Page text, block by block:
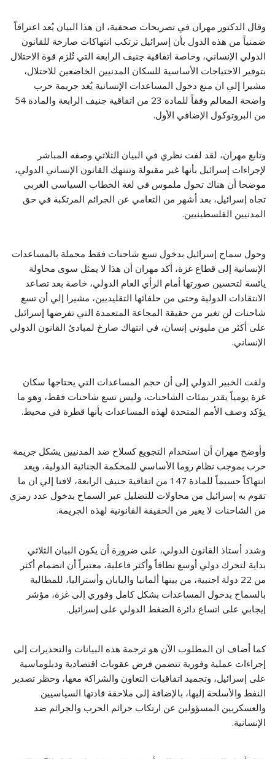
وقال الدكتور مهران في تصريحات صحفية، ان هذا البيان يُعد اعترافاً
ضمنياً من هذه الدول بأن إسرائيل ترتكب انتهاكات صارخة للقانون
الدولي الإنساني، وخاصة اتفاقية جنيف الرابعة التي تُلزم قوة الاحتلال
بتوفير الاحتياجات الأساسية للسكان المدنيين الخاضعين للاحتلال،
مشيرا إلي ان منع دخول المساعدات الإنسانية يُعد جريمة حرب
واضحة المعالم وفقاً للمادة 23 من اتفاقية جنيف الرابعة والمادة 54
من البروتوكول الإضافي الأول.
وتابع مهران، لقد لفت نظري في البيان الثلاثي وصفه المباشر
لإجراءات إسرائيل بأنها غير مقبولة وتنتهك القانون الإنساني الدولي،
موضحا أن هناك تحول ملموس في لغة الخطاب السياسي الغربي
تجاه إسرائيل، بعد أشهر من التعامي عن الجرائم المرتكبة في حق
المدنيين الفلسطينيين.
وحول سماح إسرائيل بدخول تسع شاحنات فقط محملة بالمساعدات
الإنسانية إلى قطاع غزة، أكد مهران أن هذا لا يمثل سوى محاولة
يائسة لتحسين صورتها أمام الرأي العام الدولي، خاصة بعد تصاعد
الانتقادات الدولية وحتى من حلفائها التقليديين، مشيرا إلي أن تسع
شاحنات لن تغير من حقيقة المجاعة المتعمدة التي تفرضها إسرائيل
على أكثر من مليوني إنسان، في انتهاك صارخ لمبادئ القانون الدولي
الإنساني.
ولفت الخبير الدولي إلى أن حجم المساعدات التي يحتاجها سكان
غزة يومياً يقدر بمئات الشاحنات، وليس تسع شاحنات فقط، وهو ما
يؤكد وصف الأمم المتحدة لهذه المساعدات بأنها قطرة في محيط.
وأوضح مهران أن استخدام التجويع كسلاح ضد المدنيين يشكل جريمة
حرب بموجب نظام روما الأساسي للمحكمة الجنائية الدولية، ويعد
انتهاكاً جسيماً للمادة 147 من اتفاقية جنيف الرابعة، لافتا إلي ان ما
تقوم به إسرائيل من محاولات للتضليل عبر السماح بدخول عدد رمزي
من الشاحنات لا يغير من الحقيقة القانونية لهذه الجريمة.
وشدد أستاذ القانون الدولي، على ضرورة أن يكون البيان الثلاثي
بداية لتحرك دولي أوسع نطاقاً وأكثر فاعلية، معتبراً أن انضمام أكثر
من 22 دولة اجنبية، من بينها ألمانيا واليابان وأستراليا، للمطالبة
بالسماح بدخول المساعدات بشكل كامل وفوري إلى غزة، مؤشر
إيجابي على اتساع دائرة الضغط الدولي على إسرائيل.
كما أضاف ان المطلوب الآن هو ترجمة هذه البيانات والتحذيرات إلى
إجراءات عملية وفورية تتضمن فرض عقوبات اقتصادية ودبلوماسية
على إسرائيل، وتجميد اتفاقيات التعاون والشراكة معها، وحظر تصدير
النفط والأسلحة إليها، بالإضافة إلى ملاحقة قادتها السياسيين
والعسكريين المسؤولين عن ارتكاب جرائم الحرب والجرائم ضد
الإنسانية.